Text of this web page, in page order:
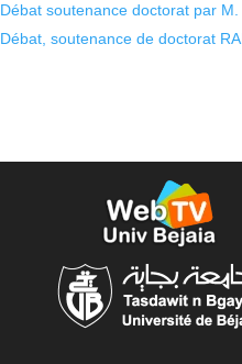
Débat soutenance doctorat par
Débat, soutenance de doctorat